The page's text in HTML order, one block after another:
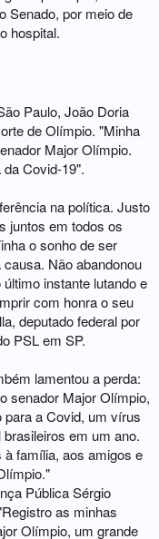
Senado, por meio de
hospital.
Paulo, João Doria
de Olímpio. "Minha
Major Olímpio.
Covid-19".
na política. Justo
juntos em todos os
o sonho de ser
Não abandonou
instante lutando e
com honra o seu
deputado federal por
PSL em SP.
lamentou a perda:
senador Major Olímpio,
para a Covid, um vírus
em um ano.
família, aos amigos e
Pública Sérgio
as minhas
Olímpio, um grande